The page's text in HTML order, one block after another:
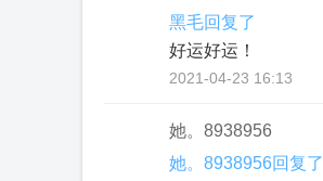
黑毛回复了
好运好运！
2021-04-23 16:13
她。8938956
她。8938956回复了